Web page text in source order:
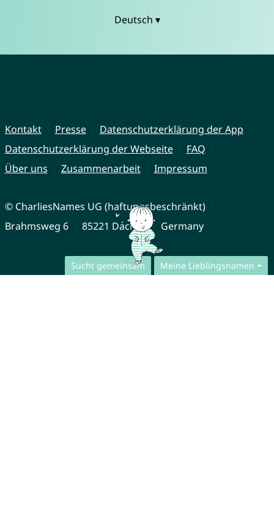
Sucht gemeinsam Meine Lieblingsnamen
Deutsch ▾
Kontakt Presse
Datenschutzerklärung der App
Datenschutzerklärung der Webseite
FAQ
Über uns
Zusammenarbeit Impressum
© CharliesNames UG (haftungsbeschränkt)
Brahmsweg 6
85221 Dachau Germany